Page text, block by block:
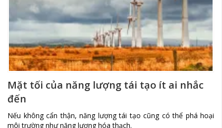
Mặt tối của năng lượng tái tạo ít ai nhắc
đến
Nếu không cẩn thận, năng lượng tái tạo cũng có thể phá hoại
môi trường như năng lượng hóa thạch.